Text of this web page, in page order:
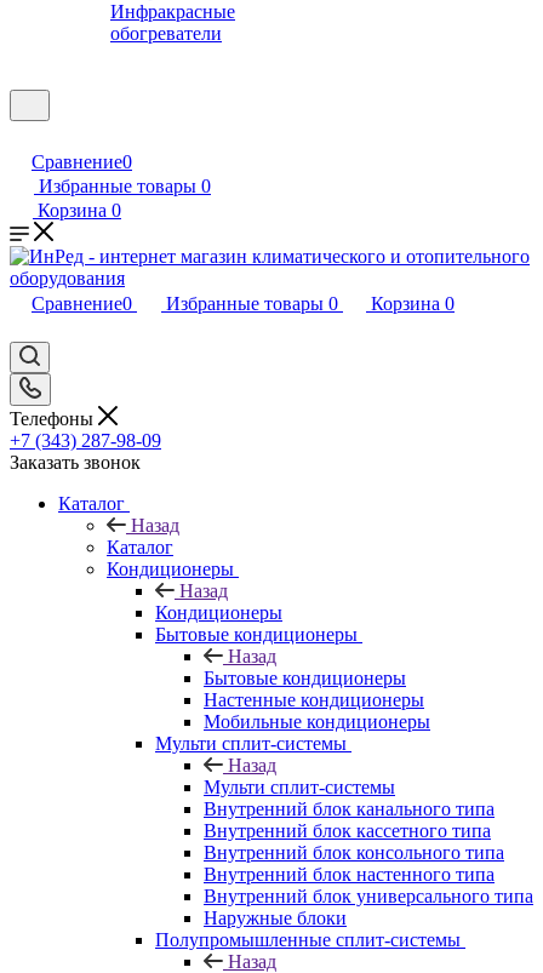
Инфракрасные
обогреватели
Сравнение0
Избранные товары 0
Корзина 0
Сравнение0 Избранные товары 0 Корзина 0
Телефоны
+7 (343) 287-98-09
Заказать звонок
Каталог
Назад
Каталог
Кондиционеры
Назад
Кондиционеры
Бытовые кондиционеры
Назад
Бытовые кондиционеры
Настенные кондиционеры
Мобильные кондиционеры
Мульти сплит-системы
Назад
Мульти сплит-системы
Внутренний блок канального типа
Внутренний блок кассетного типа
Внутренний блок консольного типа
Внутренний блок настенного типа
Внутренний блок универсального типа
Наружные блоки
Полупромышленные сплит-системы
Назад